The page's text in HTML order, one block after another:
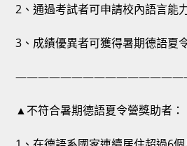
2、通過考試者可申請校內語言能
3、成績優異者可獲得暑期德語夏
▲不符合暑期德語夏令營獎助者 ：